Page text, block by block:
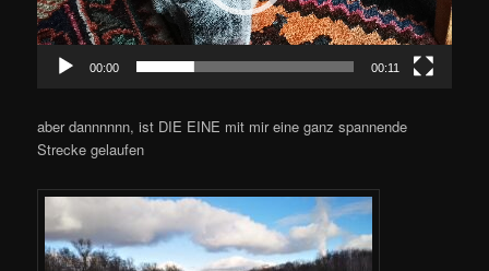
00:00 00:11
aber dannnnnn, ist DIE EINE mit mir eine ganz spannende
Strecke gelaufen